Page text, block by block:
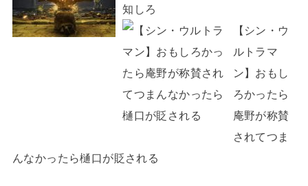
知しろ
【シン・ウ
ルトラマ
ン】おもし
ろかったら
庵野が称賛
されてつま
んなかったら樋口が貶される